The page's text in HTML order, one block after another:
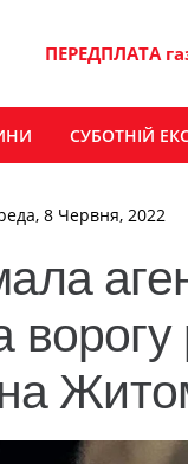
ПЕРЕДПЛАТА
СУБОТНІЙ
8 Червня, 2022
на